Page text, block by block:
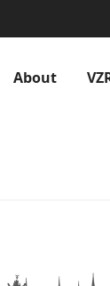
About